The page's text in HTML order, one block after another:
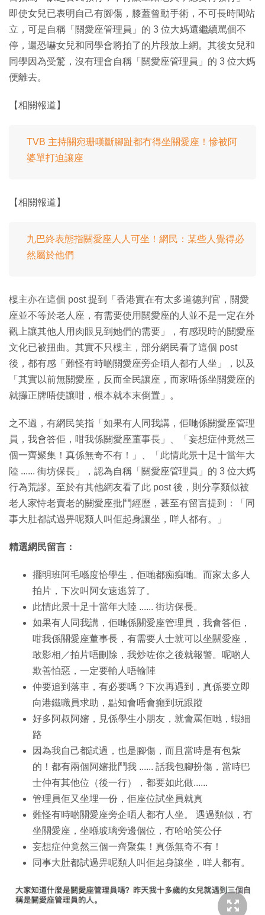
即使女兒已表明自己有腳傷，膝蓋曾動手術，不可長時間站
立，可是自稱「關愛座管理員」的 3 位大媽還繼續罵個不
停，還恐嚇女兒和同學會將拍了的片段放上網。其後女兒和
同學因為受驚，沒有理會自稱「關愛座管理員」的 3 位大媽
便離去。
【相關報道】
TVB 主持關宛珊嘆斷腳趾都冇得坐關愛座！慘被阿
婆單打迫讓座
【相關報道】
九巴終表態指關愛座人人可坐！網民：某些人覺得必
然屬於他們
樓主亦在這個 post 提到「香港實在有太多道德判官，關愛
座並不等於老人座，有需要使用關愛座的人並不是一定在外
觀上讓其他人用肉眼見到她們的需要」，有感現時的關愛座
文化已被扭曲。其實不只樓主，部分網民看了這個 post
後，都有感「難怪有時啲關愛座旁企晒人都冇人坐」，以及
「其實以前無關愛座，反而全民讓座，而家唔係坐關愛座的
就攞正牌唔使讓咁，根本就本末倒置」。
之不過，有網民笑指「如果有人同我講，佢哋係關愛座管理
員，我會答佢，咁我係關愛座董事長」、「妄想症仲竟然三
個一齊聚集！真係無奇不有！」、「此情此景十足十當年大
陸 ...... 街坊保長」，認為自稱「關愛座管理員」的 3 位大媽
行為荒謬。至於有其他網友看了此 post 後，則分享類似被
老人家恃老賣老的關愛座批鬥經歷，甚至有留言提到：「同
事大肚都試過畀呢類人叫佢起身讓坐，咩人都有。」
精選網民留言：
擺明班阿毛喺度恰學生，佢哋都痴痴哋。而家太多人
拍片，下次叫阿女速逃算了。
此情此景十足十當年大陸 ...... 街坊保長。
如果有人同我講，佢哋係關愛座管理員，我會答佢，
咁我係關愛座董事長，有需要人士就可以坐關愛座，
敢影相／拍片唔刪除，我炒咗你之後就報警。呢啲人
欺善怕惡，一定要輸人唔輸陣
仲要追到落車，有必要嗎？下次再遇到，真係要立即
向港鐵職員求助，點知會唔會癲到玩跟蹤
好多阿叔阿嬸，見係學生小朋友，就會罵佢哋，蝦細
路
因為我自己都試過，也是腳傷，而且當時是有包紮
的！都有兩個阿嬸批鬥我 ...... 話我包腳扮傷，當時巴
士仲有其他位（後一行），都要如此做......
管理員佢又坐埋一份，佢座位試坐員就真
難怪有時啲關愛座旁企晒人都冇人坐。 遇過類似，冇
坐關愛座，坐喺玻璃旁邊個位，冇哈哈笑公仔
妄想症仲竟然三個一齊聚集！真係無奇不有！
同事大肚都試過畀呢類人叫佢起身讓坐，咩人都有。